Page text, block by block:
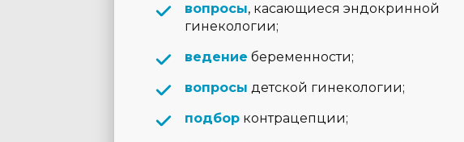
вопросы, касающиеся эндокринной
гинекологии;
ведение беременности;
вопросы детской гинекологии;
подбор контрацепции;